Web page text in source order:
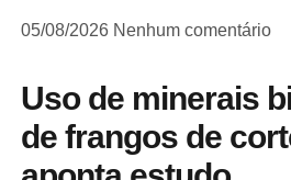
05/08/2026 Nenhum comentário
Uso de minerais
de frangos de